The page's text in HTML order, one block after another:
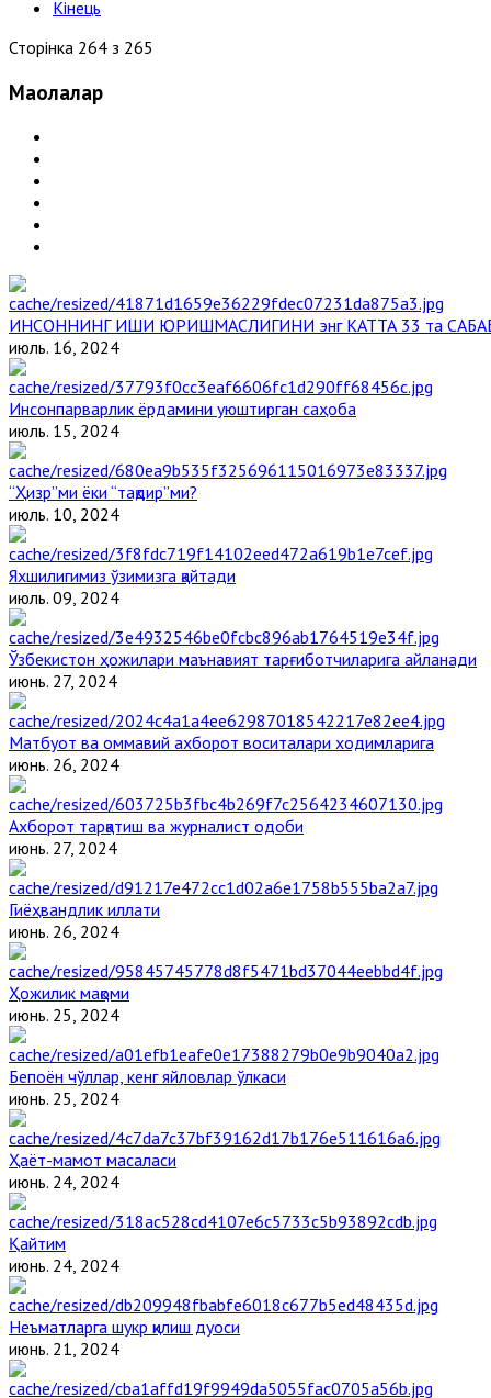
Кінець
Сторінка 264 з 265
Мақолалар
ИНСОННИНГ ИШИ ЮРИШМАСЛИГИНИ энг КАТТА 33 та
июль. 16, 2024
Инсонпарварлик ёрдамини уюштирган саҳоба
июль. 15, 2024
“Ҳизр”ми ёки “тақдир”ми?
июль. 10, 2024
Яхшилигимиз ўзимизга қайтади
июль. 09, 2024
Ўзбекистон ҳожилари маънавият тарғиботчиларига айланади
июнь. 27, 2024
Матбуот ва оммавий ахборот воситалари ходимларига
июнь. 26, 2024
Ахборот тарқатиш ва журналист одоби
июнь. 27, 2024
Гиёҳвандлик иллати
июнь. 26, 2024
Ҳожилик мақоми
июнь. 25, 2024
Бепоён чўллар, кенг яйловлар ўлкаси
июнь. 25, 2024
Ҳаёт-мамот масаласи
июнь. 24, 2024
Қайтим
июнь. 24, 2024
Неъматларга шукр қилиш дуоси
июнь. 21, 2024